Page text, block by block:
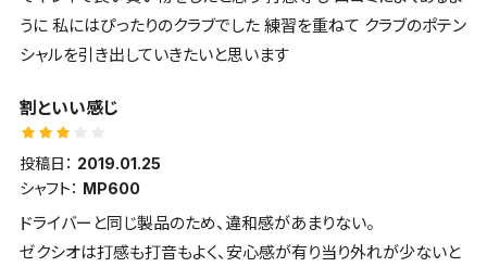
うに 私にはぴったりのクラブでした 練習を重ねて クラブのポテン
シャルを引き出していきたいと思います
割といい感じ
投稿日： 2019.01.25
シャフト： MP600
ドライバーと同じ製品のため、違和感があまりない。
ゼクシオは打感も打音もよく、安心感が有り当り外れが少ないと